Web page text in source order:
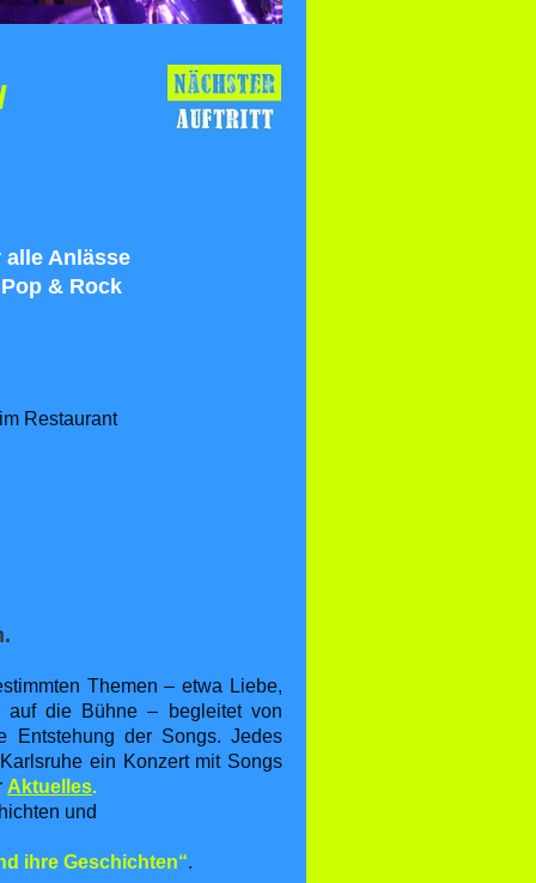
Anlässe
& Rock
Restaurant
Themen – etwa Liebe,
auf die Bühne – begleitet von
Entstehung der Songs. Jedes
ein Konzert mit Songs
Aktuelles.
und
ihre Geschichten“.